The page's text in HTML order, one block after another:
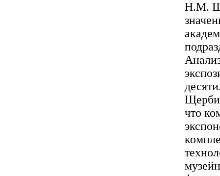
Н.М.
что